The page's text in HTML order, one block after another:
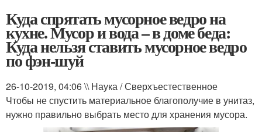
Куда спрятать мусорное ведро на
кухне. Мусор и вода – в доме беда:
Куда нельзя ставить мусорное ведро
по фэн-шуй
26-10-2019, 04:06 \\ Наука / Сверхъестественное
Чтобы не спустить материальное благополучие в унитаз,
нужно правильно выбрать место для хранения мусора.